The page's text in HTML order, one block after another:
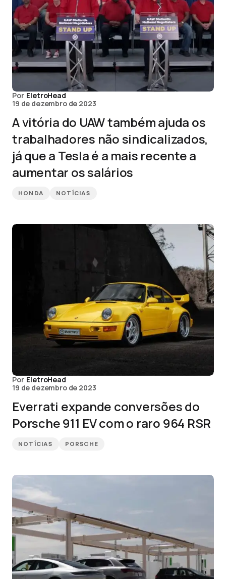
Por EletroHead
19 de dezembro de 2023
A vitória do UAW também ajuda os
trabalhadores não sindicalizados,
já que a Tesla é a mais recente a
aumentar os salários
HONDA NOTÍCIAS
Por EletroHead
19 de dezembro de 2023
Everrati expande conversões do
Porsche 911 EV com o raro 964 RSR
NOTÍCIAS PORSCHE